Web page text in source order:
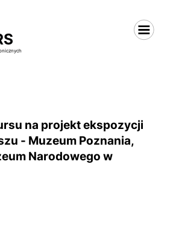
na projektekspozycji
- Muzeum Poznania,
Narodowego w